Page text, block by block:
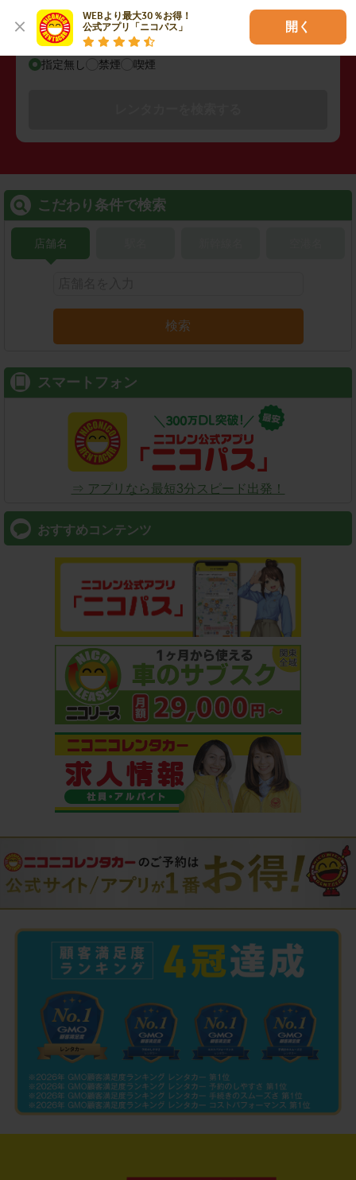
WEBより最大30％お得！
公式アプリ「ニコパス」
開く
禁煙/喫煙
指定無し 禁煙 喫煙
こだわり条件で検索
店舗名
検索
スマートフォン
⇒ アプリなら最短3分スピード出発！
おすすめコンテンツ